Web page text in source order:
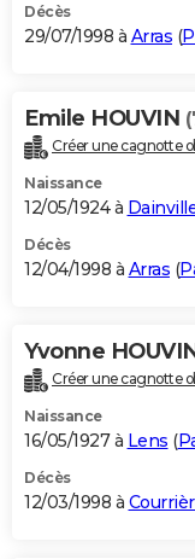
Décès
29/07/1998 à Arras (
Emile HOUVIN
Créer une cagnotte
Naissance
12/05/1924 à
Décès
12/04/1998 à Arras (
Yvonne
Créer une cagnotte
Naissance
16/05/1927 à Lens (
Décès
12/03/1998 à